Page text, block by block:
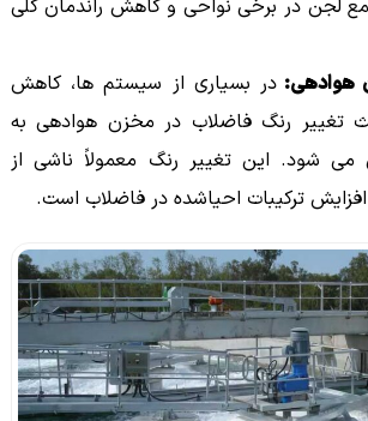
لجن در برخی نواحی و کاهش راندمان کلی
هوادهی: در بسیاری از سیستم ها، کاهش
تغییر رنگ فاضلاب در مخزن هوادهی به
شود. این تغییر رنگ معمولاً ناشی از
ترکیبات احیاشده در فاضلاب است.